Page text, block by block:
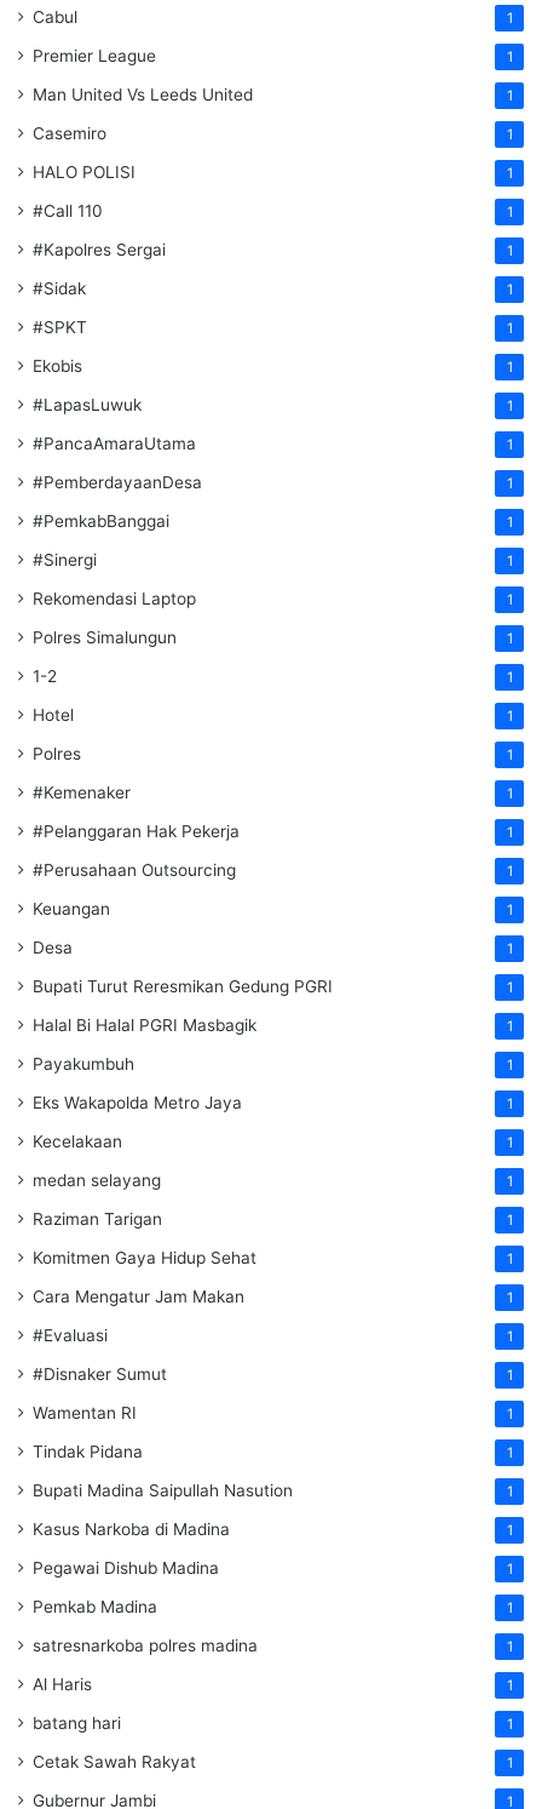
Cabul 1
Premier League 1
Man United Vs Leeds United 1
Casemiro 1
HALO POLISI 1
#Call 110 1
#Kapolres Sergai 1
#Sidak 1
#SPKT 1
Ekobis 1
#LapasLuwuk 1
#PancaAmaraUtama 1
#PemberdayaanDesa 1
#PemkabBanggai 1
#Sinergi 1
Rekomendasi Laptop 1
Polres Simalungun 1
1-2 1
Hotel 1
Polres 1
#Kemenaker 1
#Pelanggaran Hak Pekerja 1
#Perusahaan Outsourcing 1
Keuangan 1
Desa 1
Bupati Turut Reresmikan Gedung PGRI 1
Halal Bi Halal PGRI Masbagik 1
Payakumbuh 1
Eks Wakapolda Metro Jaya 1
Kecelakaan 1
medan selayang 1
Raziman Tarigan 1
Komitmen Gaya Hidup Sehat 1
Cara Mengatur Jam Makan 1
#Evaluasi 1
#Disnaker Sumut 1
Wamentan RI 1
Tindak Pidana 1
Bupati Madina Saipullah Nasution 1
Kasus Narkoba di Madina 1
Pegawai Dishub Madina 1
Pemkab Madina 1
satresnarkoba polres madina 1
Al Haris 1
batang hari 1
Cetak Sawah Rakyat 1
Gubernur Jambi 1